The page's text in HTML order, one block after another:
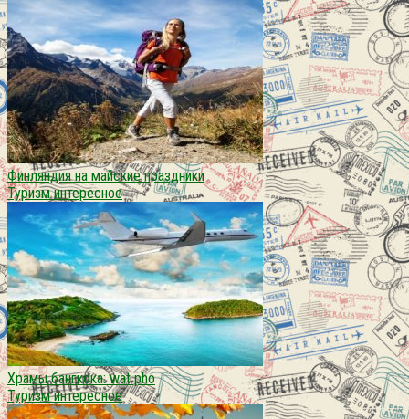
Финляндия на майские праздники
Туризм интересное
Храмы бангкока: wat pho
Туризм интересное